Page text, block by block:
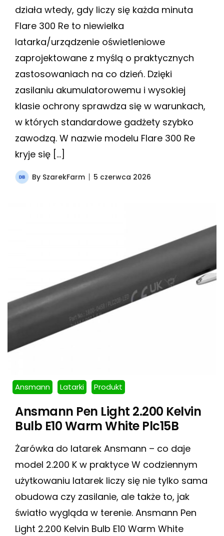
działa wtedy, gdy liczy się każda minuta
Flare 300 Re to niewielka
latarka/urządzenie oświetleniowe
zaprojektowane z myślą o praktycznych
zastosowaniach na co dzień. Dzięki
zasilaniu akumulatorowemu i wysokiej
klasie ochrony sprawdza się w warunkach,
w których standardowe gadżety szybko
zawodzą. W nazwie modelu Flare 300 Re
kryje się […]
By SzarekFarm 5 czerwca 2026
Ansmann Latarki Produkt
Ansmann Pen Light 2.200 Kelvin
Bulb E10 Warm White Plc15B
Żarówka do latarek Ansmann – co daje
model 2.200 K w praktyce W codziennym
użytkowaniu latarek liczy się nie tylko sama
obudowa czy zasilanie, ale także to, jak
światło wygląda w terenie. Ansmann Pen
Light 2.200 Kelvin Bulb E10 Warm White